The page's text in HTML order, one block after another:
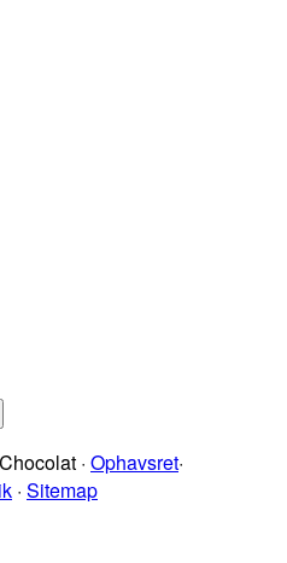
· Ophavsret·
· Sitemap